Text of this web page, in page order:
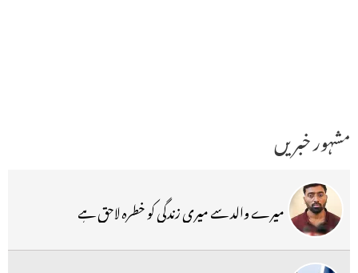
مشہور خبریں
میرے والد سے میری زندگی کو خطرہ لاحق ہے